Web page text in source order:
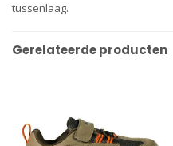
tussenlaag.
Gerelateerde producten